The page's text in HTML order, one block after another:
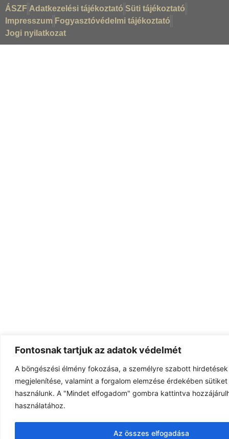
Fontosnak tartjuk az adatok védelmét
A böngészési élmény fokozása, a személyre szabott
megjelenítése, valamint a forgalom elemzése érdekében
használunk. A "Mindet elfogadom" gombra kattintva
használatához.
Az összes elfogadása
ÁSZF Adatkezelési tájékoztató Süti tájékoztató
Impresszum Fogyasztóvédelmi tájékoztató
Jogi nyilatkozat